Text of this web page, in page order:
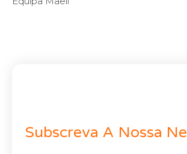
Subscreva A Nossa